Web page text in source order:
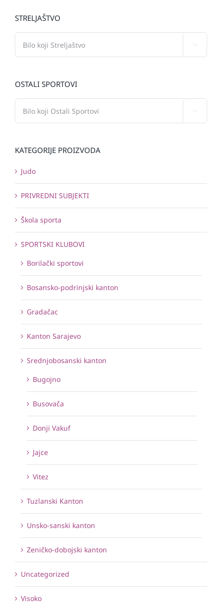
STRELJAŠTVO
OSTALI SPORTOVI
KATEGORIJE PROIZVODA
Judo
PRIVREDNI SUBJEKTI
Škola sporta
SPORTSKI KLUBOVI
Borilački sportovi
Bosansko-podrinjski kanton
Gradačac
Kanton Sarajevo
Srednjobosanski kanton
Bugojno
Busovača
Donji Vakuf
Jajce
Vitez
Tuzlanski Kanton
Unsko-sanski kanton
Zeničko-dobojski kanton
Uncategorized
Visoko